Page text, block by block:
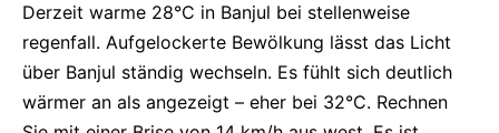
Derzeit warme 28°C in Banjul bei stellenweise
regenfall. Aufgelockerte Bewölkung lässt das Licht
über Banjul ständig wechseln. Es fühlt sich deutlich
wärmer an als angezeigt – eher bei 32°C. Rechnen